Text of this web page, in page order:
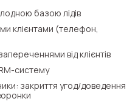
базою лідів
клієнтами (телефон,
від клієнтів
систему
закриття угод/доведення